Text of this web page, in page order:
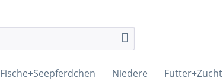
Fische+Seepferdchen Niedere Futter+Zucht